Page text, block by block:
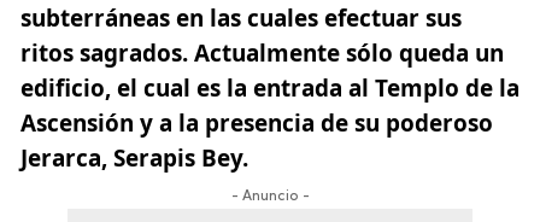
subterráneas en las cuales efectuar sus
ritos sagrados. Actualmente sólo queda un
edificio, el cual es la entrada al Templo de la
Ascensión y a la presencia de su poderoso
Jerarca, Serapis Bey.
- Anuncio -